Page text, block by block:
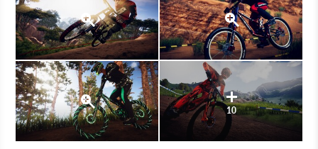
10